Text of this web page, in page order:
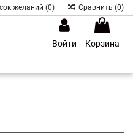
желаний (0) Сравнить (0)
Войти
Корзина